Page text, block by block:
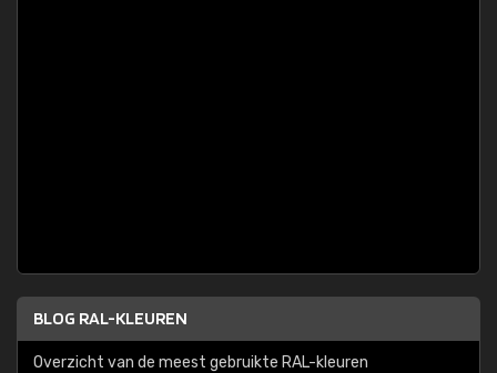
BLOG RAL-KLEUREN
Overzicht van de meest gebruikte RAL-kleuren